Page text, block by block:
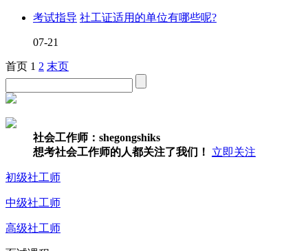
考试指导 社工证适用的单位有哪些呢?
07-21
首页 1 2 末页
社会工作师：shegongshiks
想考社会工作师的人都关注了我们！ 立即关注
初级社工师
中级社工师
高级社工师